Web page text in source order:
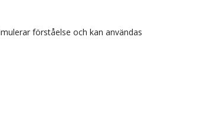
förståelse och kan användas